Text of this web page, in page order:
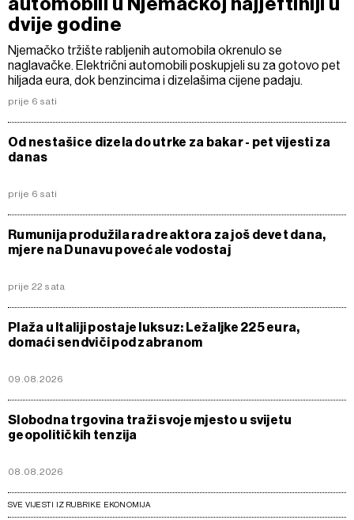
dvije godine
Njemačko tržište rabljenih automobila okrenulo se
naglavačke. Električni automobili poskupjeli su za gotovo pet
hiljada eura, dok benzincima i dizelašima cijene padaju.
prije 6 sati
Od nestašice dizela do utrke za bakar - pet vijesti za
danas
prije 6 sati
Rumunija produžila rad reaktora za još devet dana,
mjere na Dunavu povećale vodostaj
prije 22 sata
Plaža u Italiji postaje luksuz: Ležaljke 225 eura,
domaći sendviči pod zabranom
09.08.2026
Slobodna trgovina traži svoje mjesto u svijetu
geopolitičkih tenzija
08.08.2026
SVE VIJESTI IZ RUBRIKE EKONOMIJA